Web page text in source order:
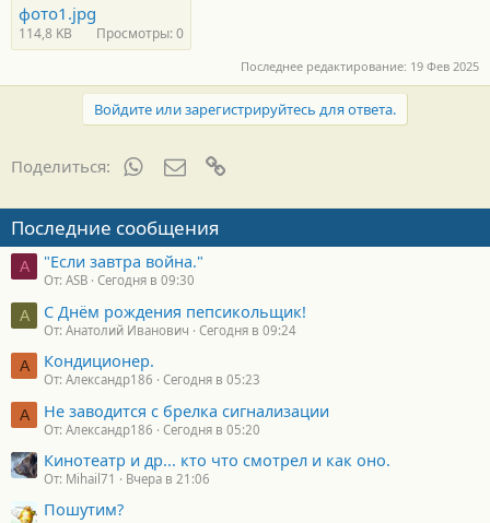
фото1.jpg
114,8 KB Просмотры: 0
Последнее редактирование: 19 Фев 2025
Войдите или зарегистрируйтесь для ответа.
Поделиться: WhatsAppЭлектронная почта
Последние сообщения
A "Если завтра война."
От: ASB Сегодня в 09:30
А С Днём рождения пепсикольщик!
От: Анатолий Иванович Сегодня в 09:24
А Кондиционер.
От: Александр186 Сегодня в 05:23
А Не заводится с брелка сигнализации
От: Александр186 Сегодня в 05:20
Кинотеатр и др... кто что смотрел и как оно.
От: Mihail71 Вчера в 21:06
Пошутим?